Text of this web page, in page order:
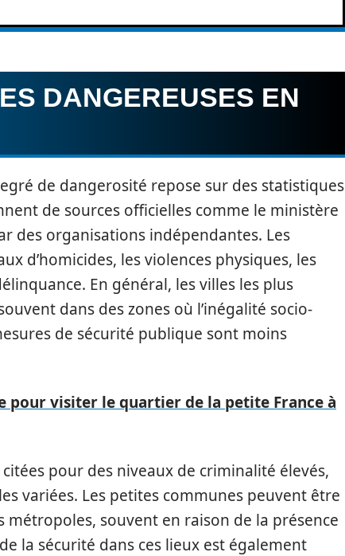
DANGEREUSES EN
de dangerosité repose sur des statistiques
de sources officielles comme le ministère
des organisations indépendantes. Les
d’homicides, les violences physiques, les
En général, les villes les plus
dans des zones où l’inégalité socio-
de sécurité publique sont moins
pour visiter le quartier de la petite France à
pour des niveaux de criminalité élevés,
variées. Les petites communes peuvent être
souvent en raison de la présence
la sécurité dans ces lieux est également